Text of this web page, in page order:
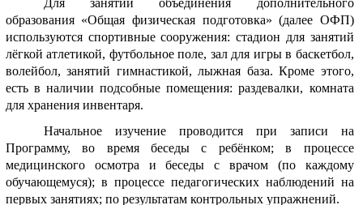
образования «Общая физическая подготовка» (далее ОФП)
используются спортивные сооружения: стадион для занятий
лёгкой атлетикой, футбольное поле, зал для игры в баскетбол,
волейбол, занятий гимнастикой, лыжная база. Кроме этого,
есть в наличии подсобные помещения: раздевалки, комната
для хранения инвентаря.
Начальное изучение проводится при записи на
Программу, во время беседы с ребёнком; в процессе
медицинского осмотра и беседы с врачом (по каждому
обучающемуся); в процессе педагогических наблюдений на
первых занятиях; по результатам контрольных упражнений.